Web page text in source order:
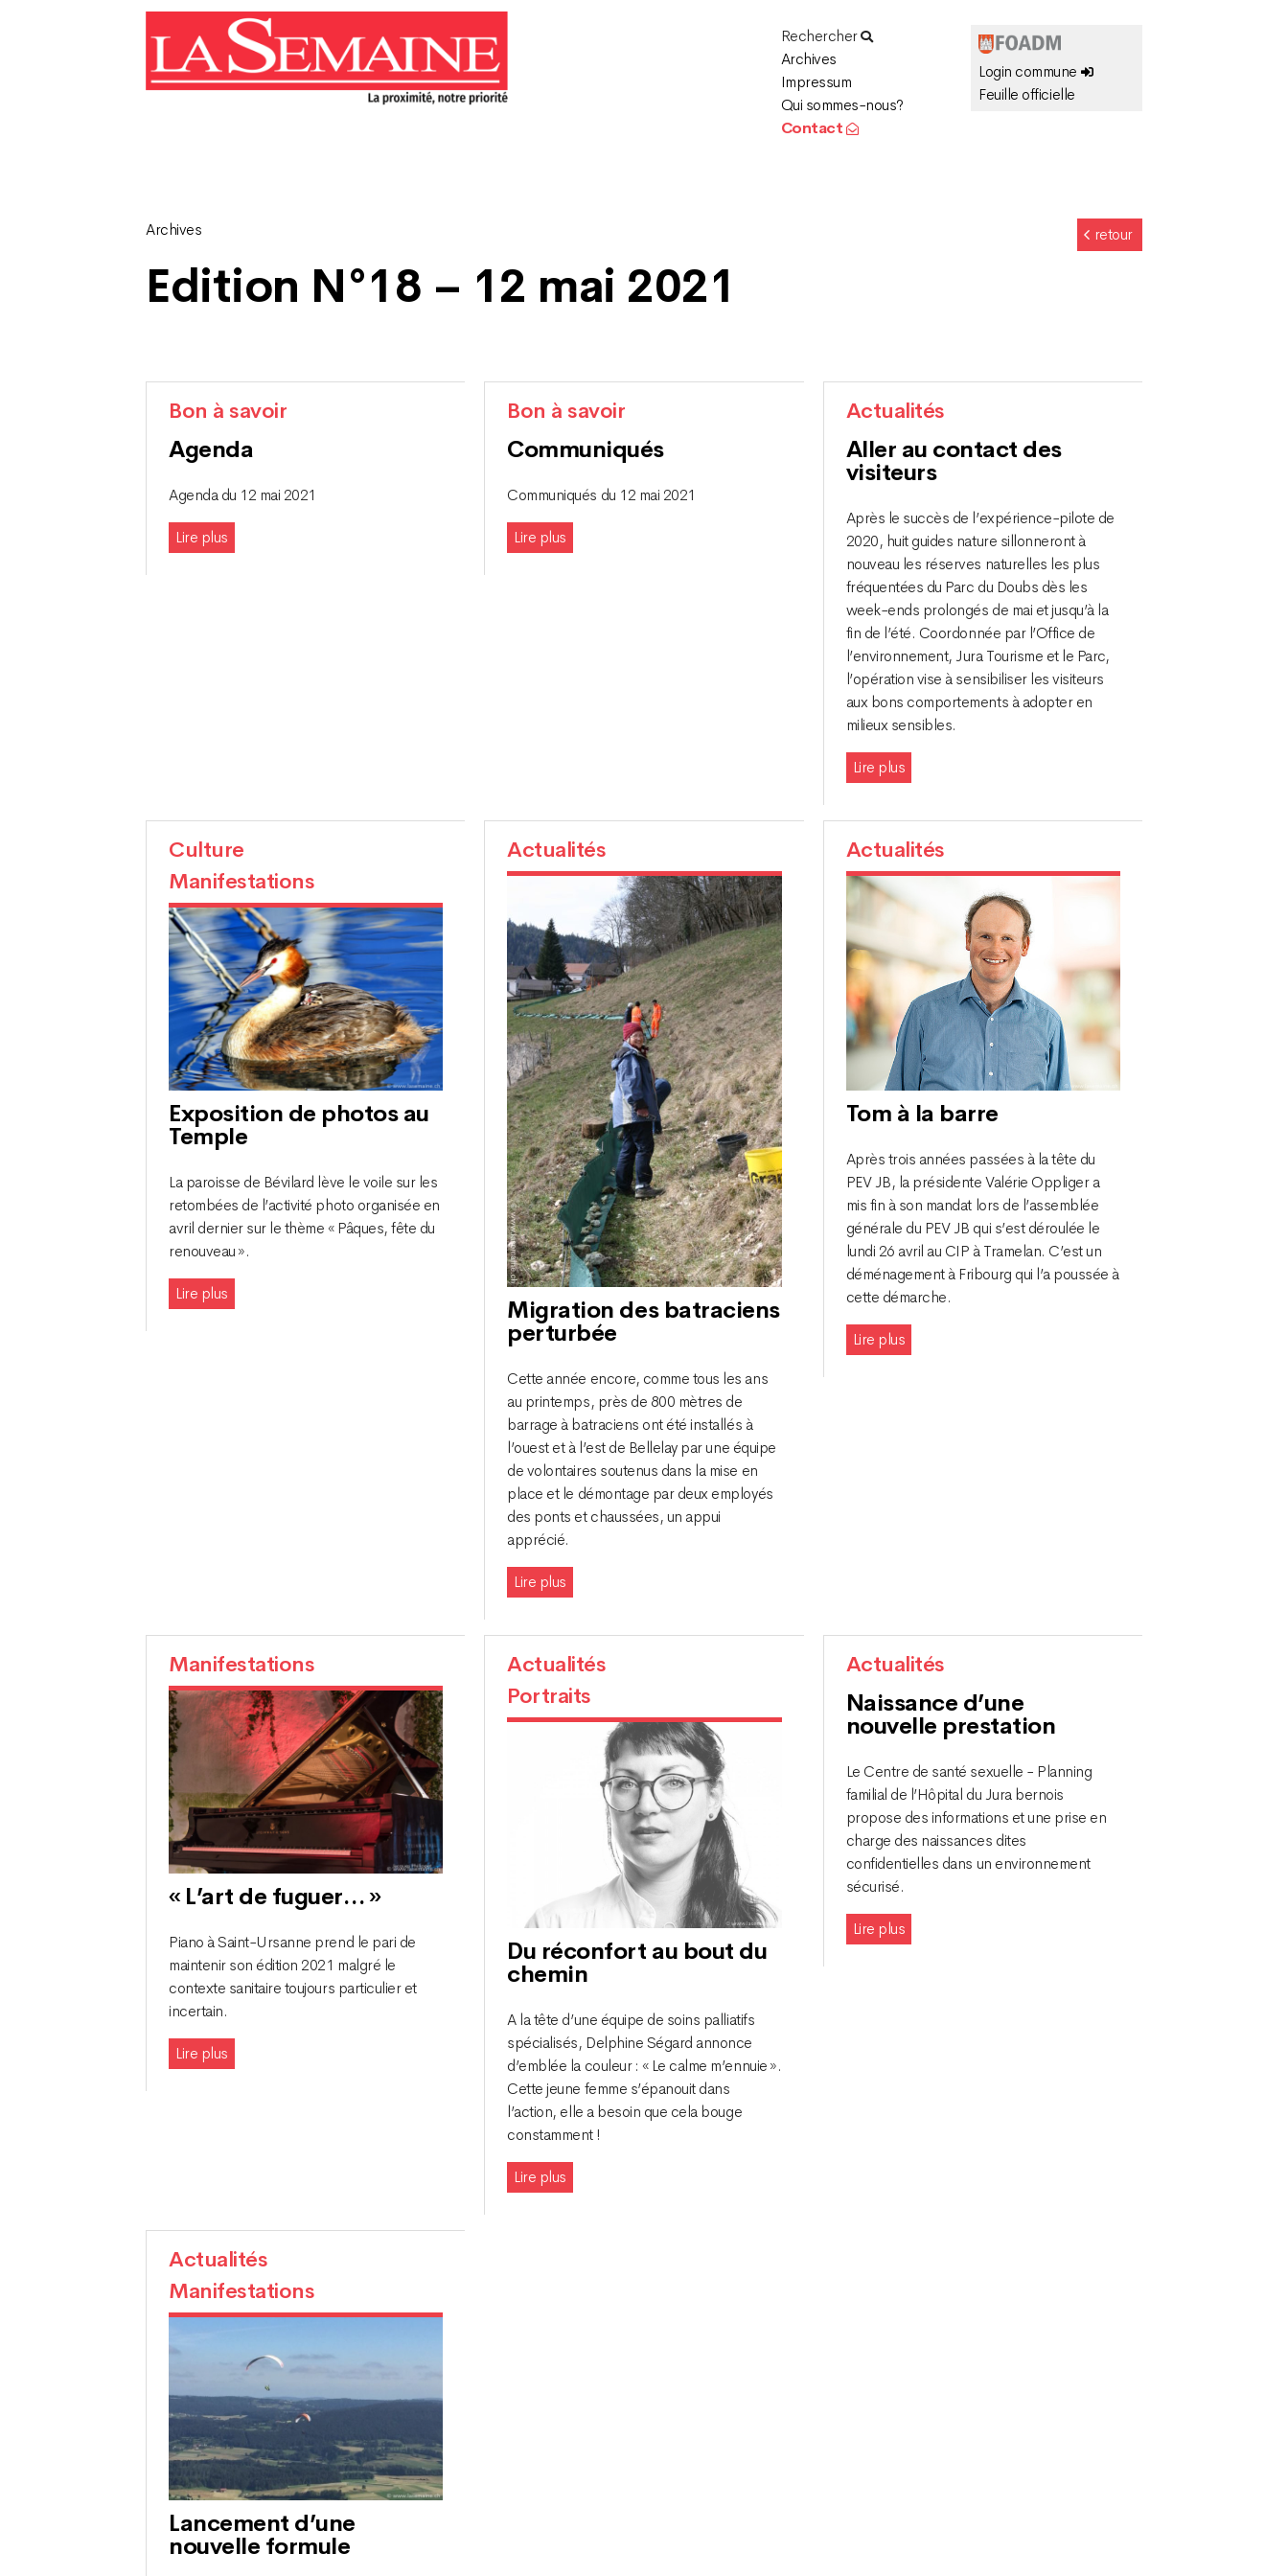
Rechercher
Archives
Impressum
Qui sommes-nous?
Contact
Login commune
Feuille officielle
Archives
Edition N°18 – 12 mai 2021
retour
Bon à savoir
Agenda
Agenda du 12 mai 2021
Lire plus
Bon à savoir
Communiqués
Communiqués du 12 mai 2021
Lire plus
Actualités
Aller au contact des
visiteurs
Après le succès de l’expérience-pilote de
2020, huit guides nature sillonneront à
nouveau les réserves naturelles les plus
fréquentées du Parc du Doubs dès les
week-ends prolongés de mai et jusqu’à la
fin de l’été. Coordonnée par l’Office de
l’environnement, Jura Tourisme et le Parc,
l’opération vise à sensibiliser les visiteurs
aux bons comportements à adopter en
milieux sensibles.
Lire plus
Culture
Manifestations
Exposition de photos au
Temple
La paroisse de Bévilard lève le voile sur les
retombées de l’activité photo organisée en
avril dernier sur le thème « Pâques, fête du
renouveau ».
Lire plus
Actualités
Migration des batraciens
perturbée
Cette année encore, comme tous les ans
au printemps, près de 800 mètres de
barrage à batraciens ont été installés à
l’ouest et à l’est de Bellelay par une équipe
de volontaires soutenus dans la mise en
place et le démontage par deux employés
des ponts et chaussées, un appui
apprécié.
Lire plus
Actualités
Tom à la barre
Après trois années passées à la tête du
PEV JB, la présidente Valérie Oppliger a
mis fin à son mandat lors de l’assemblée
générale du PEV JB qui s’est déroulée le
lundi 26 avril au CIP à Tramelan. C’est un
déménagement à Fribourg qui l’a poussée à
cette démarche.
Lire plus
Manifestations
« L’art de fuguer… »
Piano à Saint-Ursanne prend le pari de
maintenir son édition 2021 malgré le
contexte sanitaire toujours particulier et
incertain.
Lire plus
Actualités
Portraits
Du réconfort au bout du
chemin
A la tête d’une équipe de soins palliatifs
spécialisés, Delphine Ségard annonce
d’emblée la couleur : « Le calme m’ennuie ».
Cette jeune femme s’épanouit dans
l’action, elle a besoin que cela bouge
constamment !
Lire plus
Actualités
Naissance d’une
nouvelle prestation
Le Centre de santé sexuelle - Planning
familial de l’Hôpital du Jura bernois
propose des informations et une prise en
charge des naissances dites
confidentielles dans un environnement
sécurisé.
Lire plus
Actualités
Manifestations
Lancement d’une
nouvelle formule